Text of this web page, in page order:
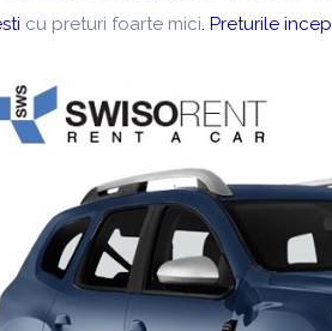
cu preturi foarte mici. Preturile incep